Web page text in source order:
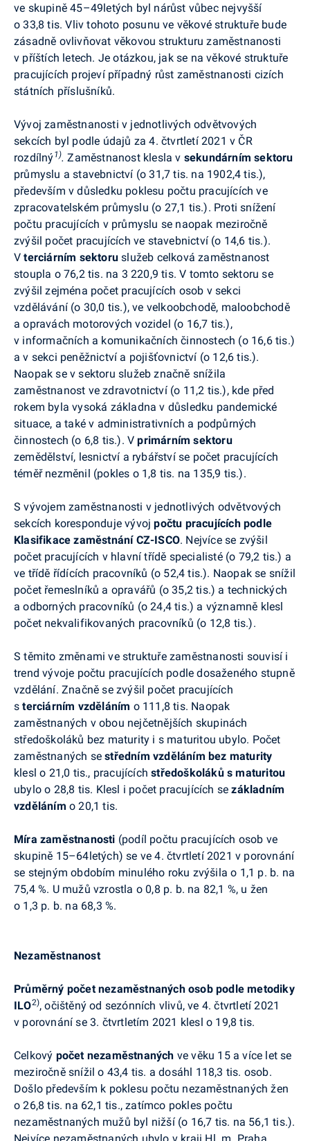
ve skupině 45–49letých byl nárůst vůbec nejvyšší
o 33,8 tis. Vliv tohoto posunu ve věkové struktuře bude
zásadně ovlivňovat věkovou strukturu zaměstnanosti
v příštích letech. Je otázkou, jak se na věkové struktuře
pracujících projeví případný růst zaměstnanosti cizích
státních příslušníků.
Vývoj zaměstnanosti v jednotlivých odvětvových
sekcích byl podle údajů za 4. čtvrtletí 2021 v ČR
rozdílný1). Zaměstnanost klesla v sekundárním sektoru
průmyslu a stavebnictví (o 31,7 tis. na 1902,4 tis.),
především v důsledku poklesu počtu pracujících ve
zpracovatelském průmyslu (o 27,1 tis.). Proti snížení
počtu pracujících v průmyslu se naopak meziročně
zvýšil počet pracujících ve stavebnictví (o 14,6 tis.).
V terciárním sektoru služeb celková zaměstnanost
stoupla o 76,2 tis. na 3 220,9 tis. V tomto sektoru se
zvýšil zejména počet pracujících osob v sekci
vzdělávání (o 30,0 tis.), ve velkoobchodě, maloobchodě
a opravách motorových vozidel (o 16,7 tis.),
v informačních a komunikačních činnostech (o 16,6 tis.)
a v sekci peněžnictví a pojišťovnictví (o 12,6 tis.).
Naopak se v sektoru služeb značně snížila
zaměstnanost ve zdravotnictví (o 11,2 tis.), kde před
rokem byla vysoká základna v důsledku pandemické
situace, a také v administrativních a podpůrných
činnostech (o 6,8 tis.). Vprimárním sektoru
zemědělství, lesnictví a rybářství se počet pracujících
téměř nezměnil (pokles o 1,8 tis. na 135,9 tis.).
S vývojem zaměstnanosti v jednotlivých odvětvových
sekcích koresponduje vývojpočtu pracujících podle
Klasifikace zaměstnání CZ-ISCO. Nejvíce se zvýšil
počet pracujících v hlavní třídě specialisté (o 79,2 tis.) a
ve třídě řídících pracovníků (o 52,4 tis.). Naopak se snížil
počet řemeslníků a opravářů (o 35,2 tis.) a technických
a odborných pracovníků (o 24,4 tis.) a významně klesl
počet nekvalifikovaných pracovníků (o 12,8 tis.).
S těmito změnami ve struktuře zaměstnanosti souvisí i
trend vývoje počtu pracujících podle dosaženého stupně
vzdělání. Značně se zvýšil počet pracujících
sterciárním vzděláním o 111,8 tis. Naopak
zaměstnaných v obou nejčetnějších skupinách
středoškoláků bez maturity i s maturitou ubylo. Počet
zaměstnaných sestředním vzděláním bez maturity
klesl o 21,0 tis., pracujícíchstředoškoláků s maturitou
ubylo o 28,8 tis. Klesl i počet pracujících sezákladním
vzděláním o 20,1 tis.
Míra zaměstnanosti (podíl počtu pracujících osob ve
skupině 15–64letých) se ve 4. čtvrtletí 2021 v porovnání
se stejným obdobím minulého roku zvýšila o 1,1 p. b. na
75,4 %. U mužů vzrostla o 0,8 p. b. na 82,1 %, u žen
o 1,3 p. b. na 68,3 %.
Nezaměstnanost
Průměrný počet nezaměstnaných osob podle metodiky
ILO2), očištěný od sezónních vlivů, ve 4. čtvrtletí 2021
v porovnání se 3. čtvrtletím 2021 klesl o 19,8 tis.
Celkový počet nezaměstnaných ve věku 15 a více let se
meziročně snížil o 43,4 tis. a dosáhl 118,3 tis. osob.
Došlo především k poklesu počtu nezaměstnaných žen
o 26,8 tis. na 62,1 tis., zatímco pokles počtu
nezaměstnaných mužů byl nižší (o 16,7 tis. na 56,1 tis.).